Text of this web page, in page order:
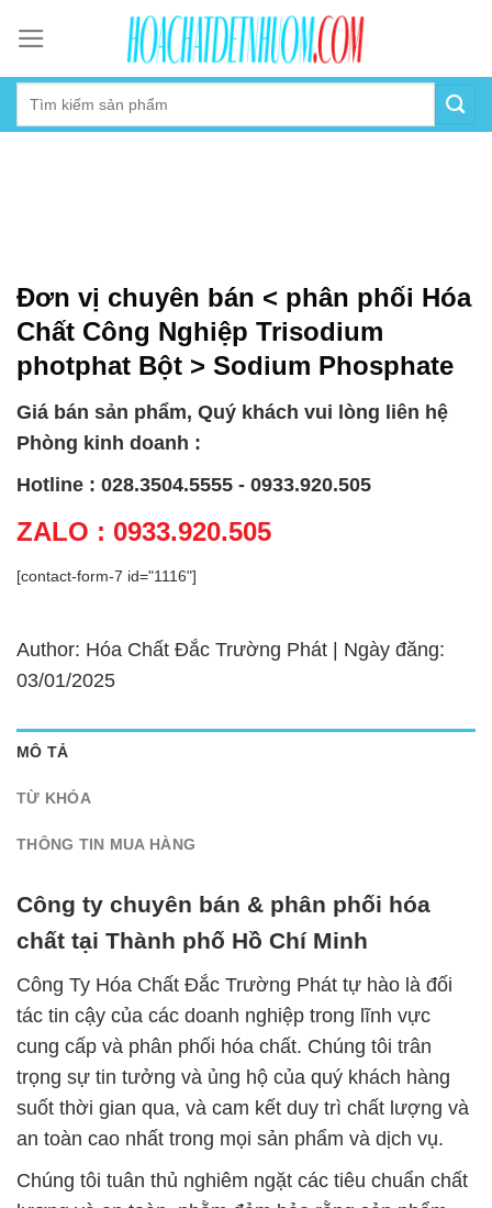
content
Đơn vị chuyên bán < phân phối Hóa
Chất Công Nghiệp Trisodium
photphat Bột > Sodium Phosphate
Giá bán sản phẩm, Quý khách vui lòng liên hệ
Phòng kinh doanh :
Hotline : 028.3504.5555 - 0933.920.505
ZALO : 0933.920.505
[contact-form-7 id="1116"]
Author: Hóa Chất Đắc Trường Phát | Ngày đăng:
03/01/2025
MÔ TẢ
TỪ KHÓA
THÔNG TIN MUA HÀNG
Công ty chuyên bán & phân phối hóa
chất tại Thành phố Hồ Chí Minh
Công Ty Hóa Chất Đắc Trường Phát tự hào là đối
tác tin cậy của các doanh nghiệp trong lĩnh vực
cung cấp và phân phối hóa chất. Chúng tôi trân
trọng sự tin tưởng và ủng hộ của quý khách hàng
suốt thời gian qua, và cam kết duy trì chất lượng và
an toàn cao nhất trong mọi sản phẩm và dịch vụ.
Chúng tôi tuân thủ nghiêm ngặt các tiêu chuẩn chất